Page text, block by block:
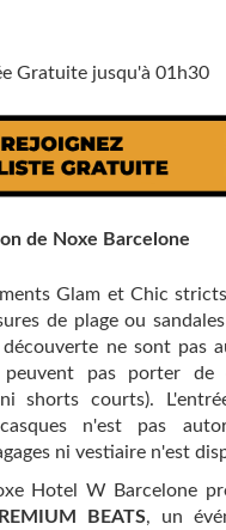
Gratuite jusqu'à 01h30
de Noxe Barcelone
Glam et Chic
de plage ou
découverte ne sont pas
peuvent pas porter de
shorts courts).
n'est pas
ni vestiaire n'est
Hotel W Barcelone
BEATS, un